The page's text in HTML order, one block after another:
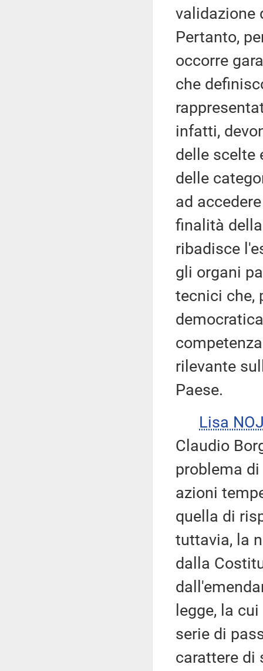
validazione
Pertanto,
occorre
che
infatti,
delle scelte
delle
ad
finalità
ribadisce
gli organi
tecnici che,
rilevante
Paese.
Lisa
Claudio
problema
azioni
quella di
tuttavia, la
dalla
legge, la
serie di
carattere di